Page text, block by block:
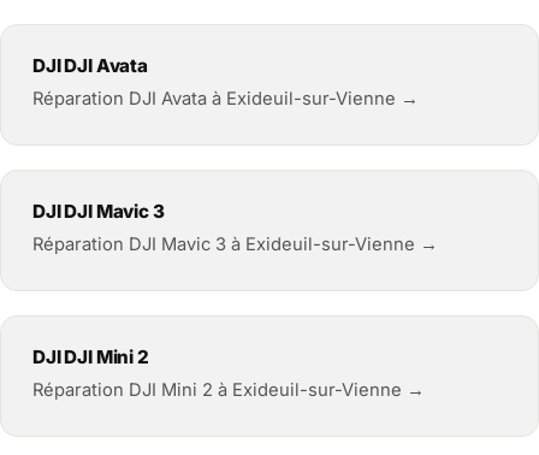
DJI DJI Avata
Réparation DJI Avata à Exideuil-sur-Vienne →
DJI DJI Mavic 3
Réparation DJI Mavic 3 à Exideuil-sur-Vienne →
DJI DJI Mini 2
Réparation DJI Mini 2 à Exideuil-sur-Vienne →